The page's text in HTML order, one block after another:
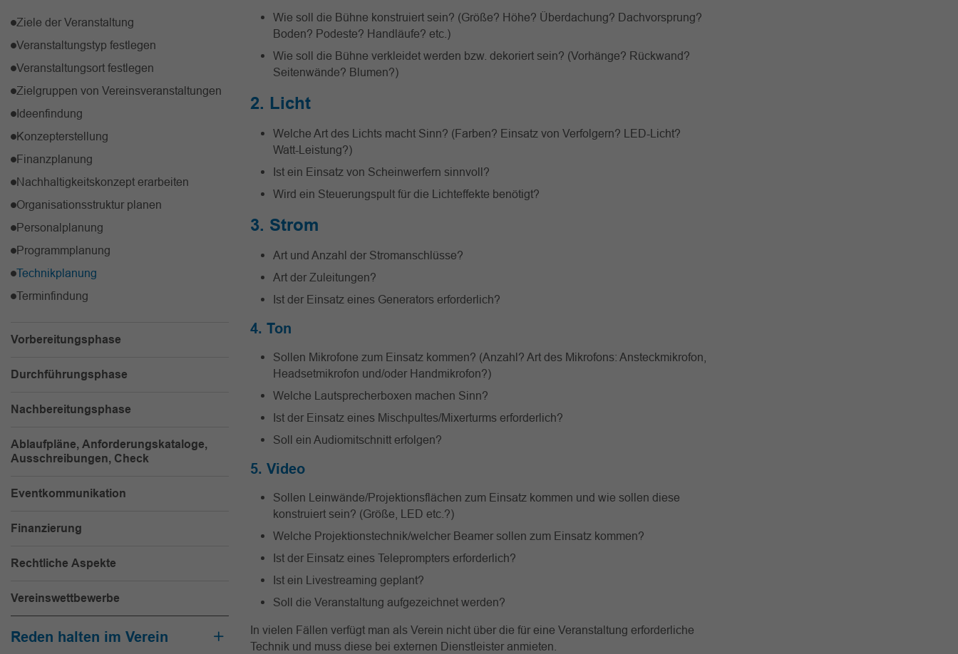
Ziele der Veranstaltung
Veranstaltungstyp festlegen
Veranstaltungsort festlegen
Zielgruppen von Vereinsveranstaltungen
Ideenfindung
Konzepterstellung
Finanzplanung
Nachhaltigkeitskonzept erarbeiten
Organisationsstruktur planen
Personalplanung
Programmplanung
Technikplanung
Terminfindung
Vorbereitungsphase
Durchführungsphase
Nachbereitungsphase
Ablaufpläne, Anforderungskataloge,
Ausschreibungen, Check
Eventkommunikation
Finanzierung
Rechtliche Aspekte
Vereinswettbewerbe
Reden halten im Verein
Wie soll die Bühne konstruiert sein? (Größe? Höhe? Überdachung? Dachvorsprung?
Boden? Podeste? Handläufe? etc.)
Wie soll die Bühne verkleidet werden bzw. dekoriert sein? (Vorhänge? Rückwand?
Seitenwände? Blumen?)
2. Licht
Welche Art des Lichts macht Sinn? (Farben? Einsatz von Verfolgern? LED-Licht?
Watt-Leistung?)
Ist ein Einsatz von Scheinwerfern sinnvoll?
Wird ein Steuerungspult für die Lichteffekte benötigt?
3. Strom
Art und Anzahl der Stromanschlüsse?
Art der Zuleitungen?
Ist der Einsatz eines Generators erforderlich?
4. Ton
Sollen Mikrofone zum Einsatz kommen? (Anzahl? Art des Mikrofons: Ansteckmikrofon,
Headsetmikrofon und/oder Handmikrofon?)
Welche Lautsprecherboxen machen Sinn?
Ist der Einsatz eines Mischpultes/Mixerturms erforderlich?
Soll ein Audiomitschnitt erfolgen?
5. Video
Sollen Leinwände/Projektionsflächen zum Einsatz kommen und wie sollen diese
konstruiert sein? (Größe, LED etc.?)
Welche Projektionstechnik/welcher Beamer sollen zum Einsatz kommen?
Ist der Einsatz eines Teleprompters erforderlich?
Ist ein Livestreaming geplant?
Soll die Veranstaltung aufgezeichnet werden?
In vielen Fällen verfügt man als Verein nicht über die für eine Veranstaltung erforderliche
Technik und muss diese bei externen Dienstleister anmieten.